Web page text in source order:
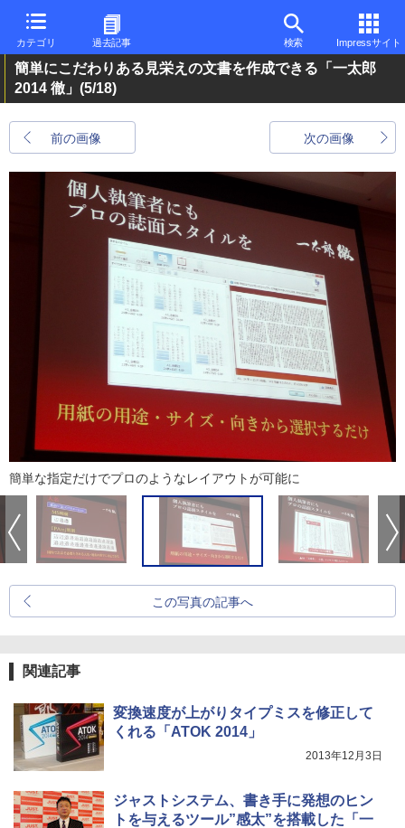
カテゴリ 過去記事 検索 Impressサイト
簡単にこだわりある見栄えの文書を作成できる「一太郎
2014 徹」 (5/18)
前の画像 次の画像
簡単な指定だけでプロのようなレイアウトが可能に
この写真の記事へ
関連記事
変換速度が上がりタイプミスを修正して
くれる「ATOK 2014」
2013年12月3日
ジャストシステム、書き手に発想のヒン
トを与えるツール”感太”を搭載した「一